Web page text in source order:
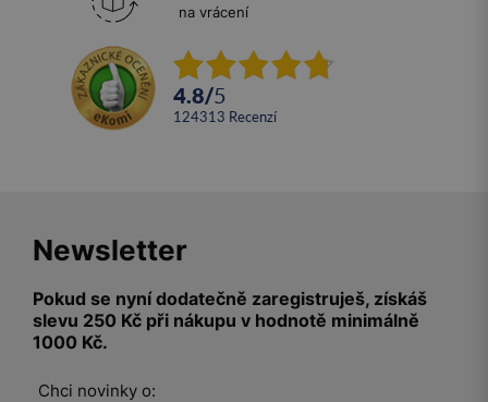
na vrácení
4.8/5
124313 recenzí
Newsletter
Pokud se nyní dodatečně zaregistruješ, získáš
slevu 250 Kč při nákupu v hodnotě minimálně
1000 Kč.
Chci novinky o: